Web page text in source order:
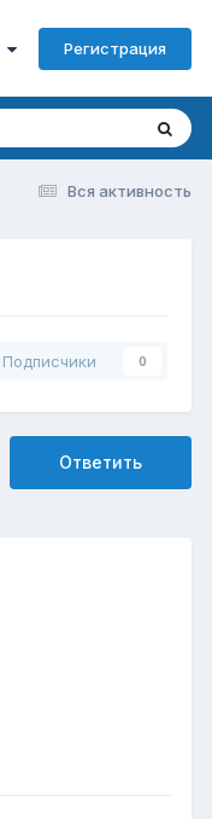
Регистрация
Вся активность
Подписчики 0
Ответить